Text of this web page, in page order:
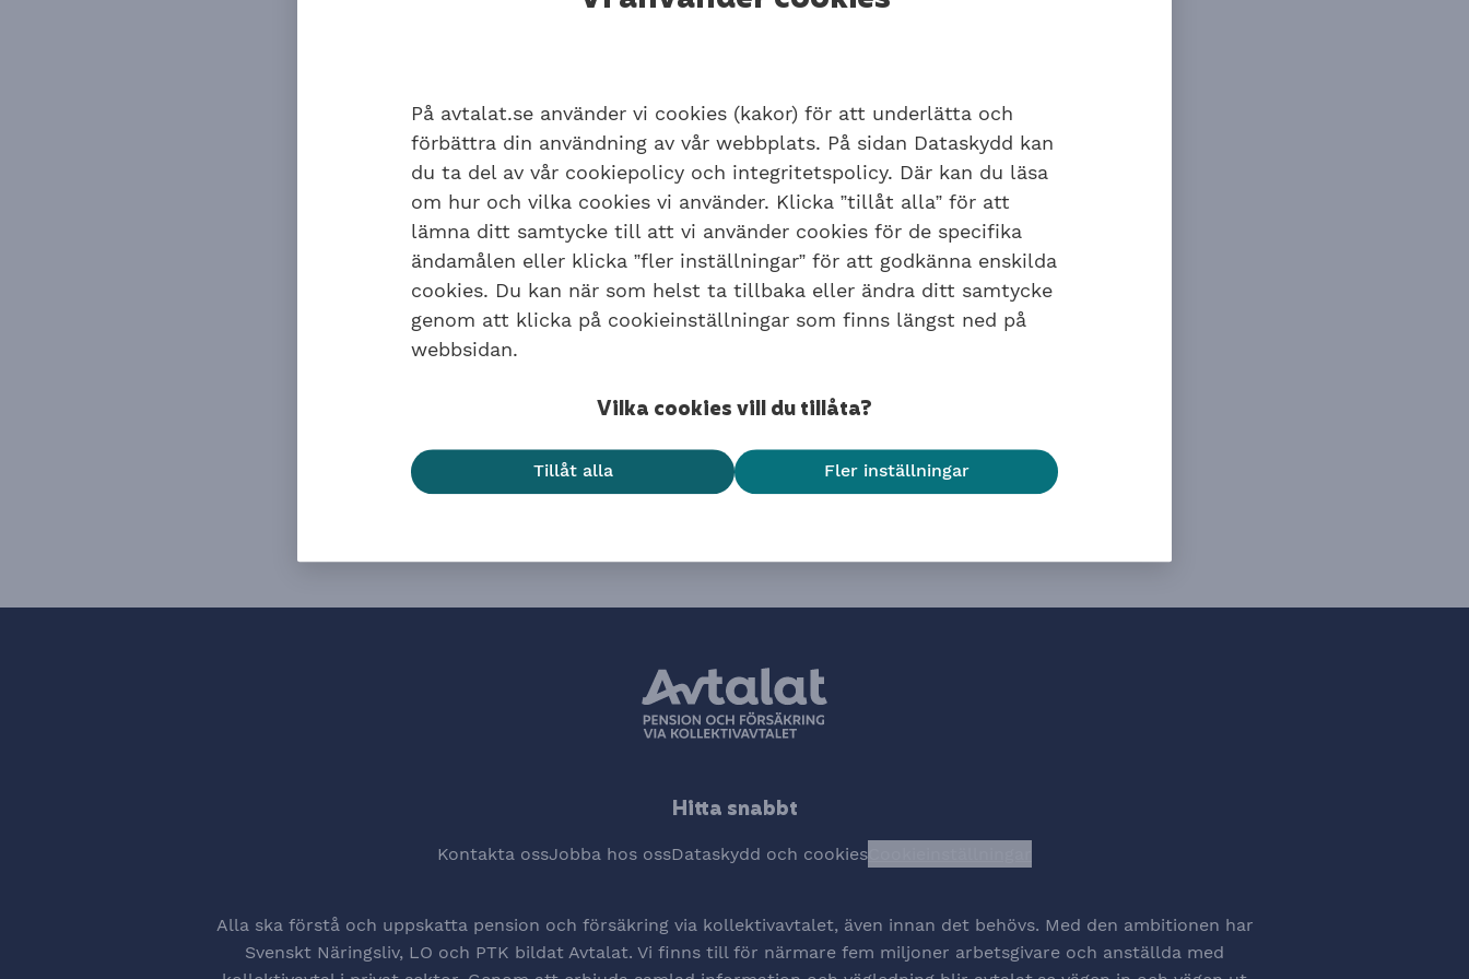
Hitta snabbt
Kontakta ossJobba hos ossDataskydd och cookies
Alla ska förstå och uppskatta pension och försäkring via kollektivavtalet, även innan det behövs. Med den ambitionen har
Svenskt Näringsliv, LO och PTK bildat Avtalat. Vi finns till för närmare fem miljoner arbetsgivare och anställda med
På avtalat.se använder vi cookies (kakor) för att underlätta och
förbättra din användning av vår webbplats. På sidan Dataskydd kan
du ta del av vår cookiepolicy och integritetspolicy. Där kan du läsa
om hur och vilka cookies vi använder. Klicka ”tillåt alla” för att
lämna ditt samtycke till att vi använder cookies för de specifika
ändamålen eller klicka ”fler inställningar” för att godkänna enskilda
cookies. Du kan när som helst ta tillbaka eller ändra ditt samtycke
genom att klicka på cookieinställningar som finns längst ned på
webbsidan.
Vilka cookies vill du tillåta?
Tillåt alla Fler inställningar